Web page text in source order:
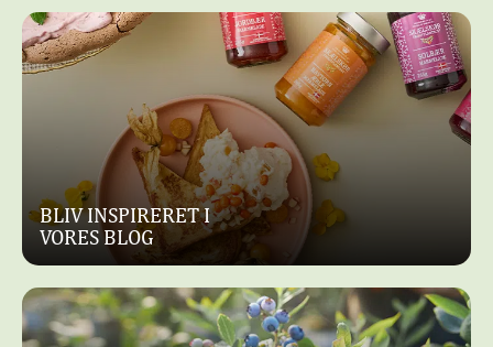
BLIV INSPIRERET I
VORES BLOG